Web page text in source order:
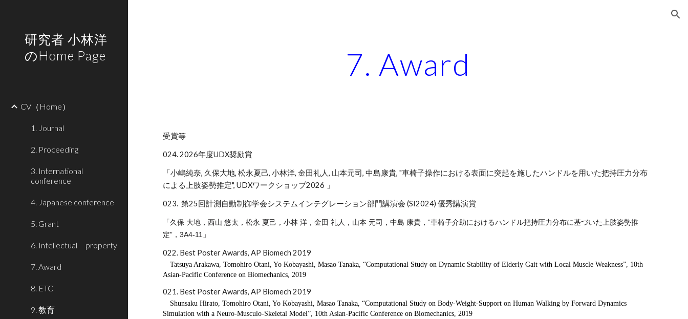
研究者 小林洋
のHome Page
CV（Home）
1. Journal
2. Proceeding
3. International
conference
4. Japanese conference
5. Grant
6. Intellectual property
7. Award
8. ETC
9. 教育
7. Award
受賞等
024. 2026年度UDX奨励賞
「小嶋純奈, 久保大地, 松永夏己, 小林洋, 金田礼人, 山本元司, 中島康貴, "車椅子操作における表面に突起を施したハンドルを用いた把持圧力分布
による上肢姿勢推定",UDXワークショップ2026 」
023. 第25回計測自動制御学会システムインテグレーション部門講演会 (SI2024) 優秀講演賞
「久保 大地，西山 悠太，松永 夏己，小林 洋，金田 礼人，山本 元司，中島 康貴，”車椅子介助におけるハンドル把持圧力分布に基づいた上肢姿勢推
定”，3A4-11 」
022. Best Poster Awards, AP Biomech 2019
Tatsuya Arakawa, Tomohiro Otani, Yo Kobayashi, Masao Tanaka, “Computational Study on Dynamic Stability of Elderly Gait with Local Muscle Weakness”, 10th
Asian-Pacific Conference on Biomechanics, 2019
021. Best Poster Awards, AP Biomech 2019
Shunsaku Hirato, Tomohiro Otani, Yo Kobayashi, Masao Tanaka, “Computational Study on Body-Weight-Support on Human Walking by Forward Dynamics
Simulation with a Neuro-Musculo-Skeletal Model”, 10th Asian-Pacific Conference on Biomechanics, 2019